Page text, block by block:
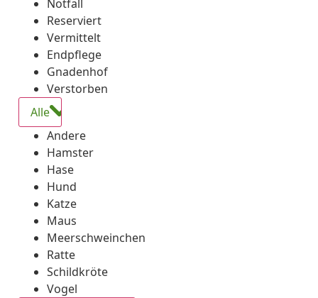
Notfall
Reserviert
Vermittelt
Endpflege
Gnadenhof
Verstorben
Alle
Andere
Hamster
Hase
Hund
Katze
Maus
Meerschweinchen
Ratte
Schildkröte
Vogel